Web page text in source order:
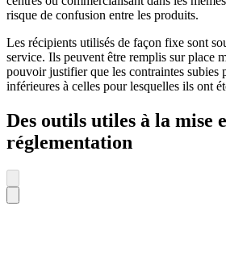
risque de confusion entre les produits.
Les récipients utilisés de façon fixe sont
service. Ils peuvent être remplis sur place
pouvoir justifier que les contraintes subies
inférieures à celles pour lesquelles ils ont
Des outils utiles à la mise
réglementation